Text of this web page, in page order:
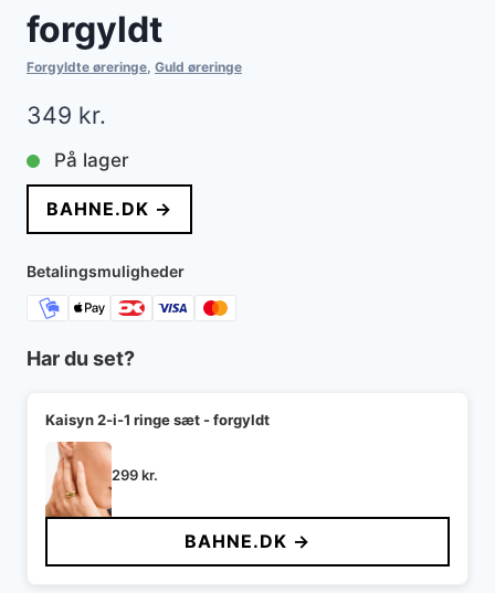
forgyldt
Forgyldte øreringe, Guld øreringe
349 kr.
På lager
BAHNE.DK →
Betalingsmuligheder
Har du set?
Kaisyn 2-i-1 ringe sæt - forgyldt
299kr.
BAHNE.DK →